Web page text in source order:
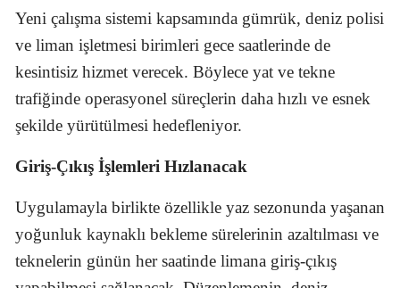
Yeni çalışma sistemi kapsamında gümrük, deniz polisi
ve liman işletmesi birimleri gece saatlerinde de
kesintisiz hizmet verecek. Böylece yat ve tekne
trafiğinde operasyonel süreçlerin daha hızlı ve esnek
şekilde yürütülmesi hedefleniyor.
Giriş-Çıkış İşlemleri Hızlanacak
Uygulamayla birlikte özellikle yaz sezonunda yaşanan
yoğunluk kaynaklı bekleme sürelerinin azaltılması ve
teknelerin günün her saatinde limana giriş-çıkış